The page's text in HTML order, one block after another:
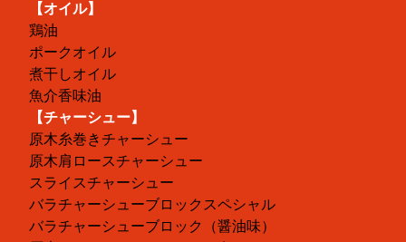
【オイル】
鶏油
ポークオイル
煮干しオイル
魚介香味油
【チャーシュー】
原木糸巻きチャーシュー
原木肩ロースチャーシュー
スライスチャーシュー
バラチャーシューブロックスペシャル
バラチャーシューブロック（醤油味）